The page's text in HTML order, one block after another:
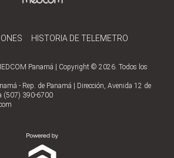
HISTORIA DE TELEMETRO
Panamá | Copyright © 2026. Todos los
- Rep. de Panamá | Dirección, Avenida 12 de
(507) 390-6700